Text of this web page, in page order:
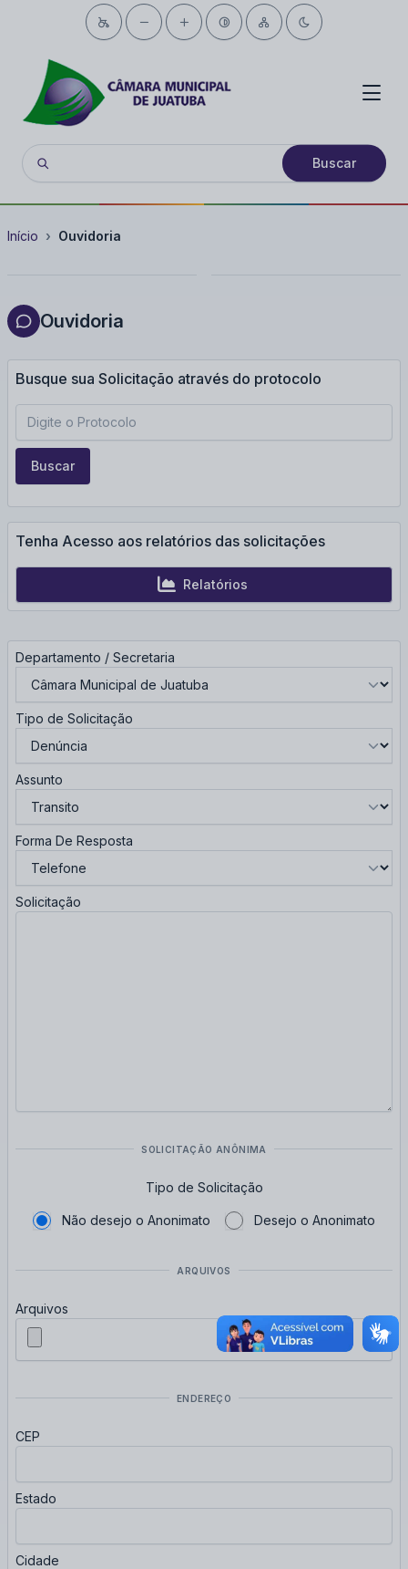
Buscar
Início Ouvidoria
Ouvidoria
Busque sua Solicitação através do protocolo
Buscar
Tenha Acesso aos relatórios das solicitações
Relatórios
Departamento / Secretaria
Tipo de Solicitação
Assunto
Forma De Resposta
Solicitação
SOLICITAÇÃO ANÔNIMA
Tipo de Solicitação
Não desejo o Anonimato Desejo o Anonimato
ARQUIVOS
Arquivos
ENDEREÇO
CEP
Estado
Cidade